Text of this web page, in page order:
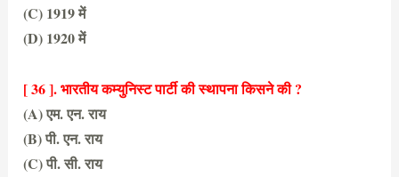
(C) 1919 में
(D) 1920 में
[ 36 ]. भारतीय कम्युनिस्ट पार्टी की स्थापना किसने की ?
(A) एम. एन. राय
(B) पी. एन. राय
(C) पी. सी. राय